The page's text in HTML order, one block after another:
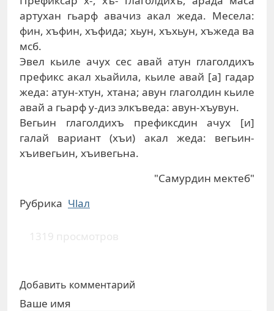
артухан гьарф авачиз акал жеда. Месела:
фин, хъфин, хъфида; хьун, хъхьун, хъжеда ва
мсб.
Эвел кьиле ачух сес авай атун глаголдихъ
префикс акал хьайила, кьиле авай [а] гадар
жеда: атун-хтун, хтана; авун глаголдин кьиле
авай а гьарф у-диз элкъведа: авун-хъувун.
Вегьин глаголдихъ префиксдин ачух [и]
галай вариант (хъи) акал жеда: вегьин-
хъивегьин, хъивегьна.
"Самурдин мектеб"
Рубрика Чlал
1319 просмотров
Добавить комментарий
Ваше имя